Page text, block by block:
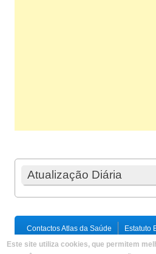
Atualização Diária
Contactos Atlas da Saúde
Estatuto
Ficha Técnica
Este site utiliza cookies, que permitem